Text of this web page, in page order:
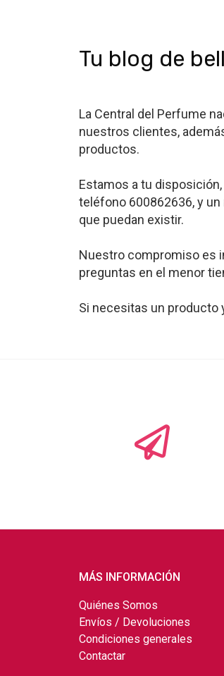
Tu blog de
La Central del Perfume
nuestros clientes,
productos.
Estamos a tu
teléfono 600862636, y
que puedan existir.
Nuestro compromiso es
preguntas en el menor
Si necesitas un producto
MÁS INFORMACIÓN
Quiénes Somos
Envíos / Devoluciones
Condiciones generales
Contactar